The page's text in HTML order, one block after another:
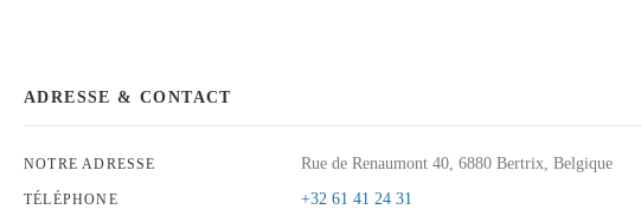
ADRESSE & CONTACT
NOTRE ADRESSE Rue de Renaumont 40, 6880 Bertrix, Belgique
TÉLÉPHONE +32 61 41 24 31